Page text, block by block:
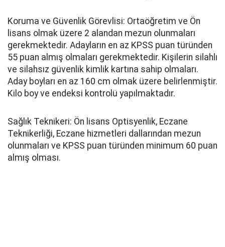
Koruma ve Güvenlik Görevlisi: Ortaöğretim ve Ön
lisans olmak üzere 2 alandan mezun olunmaları
gerekmektedir. Adayların en az KPSS puan türünden
55 puan almış olmaları gerekmektedir. Kişilerin silahlı
ve silahsız güvenlik kimlik kartına sahip olmaları.
Aday boyları en az 160 cm olmak üzere belirlenmiştir.
Kilo boy ve endeksi kontrolü yapılmaktadır.
Sağlık Teknikeri: Ön lisans Optisyenlik, Eczane
Teknikerliği, Eczane hizmetleri dallarından mezun
olunmaları ve KPSS puan türünden minimum 60 puan
almış olması.